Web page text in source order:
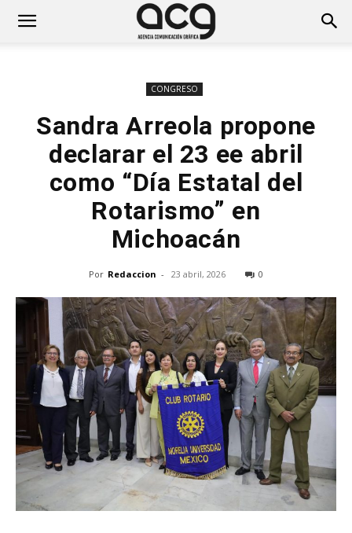
CONGRESO
Sandra Arreola propone
declarar el 23 ee abril
como “Día Estatal del
Rotarismo” en
Michoacán
Por Redaccion - 23 abril, 2026 0